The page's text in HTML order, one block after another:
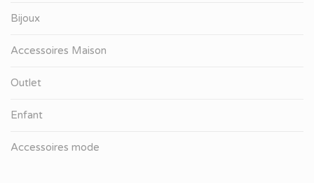
Bijoux
Accessoires Maison
Outlet
Enfant
Accessoires mode